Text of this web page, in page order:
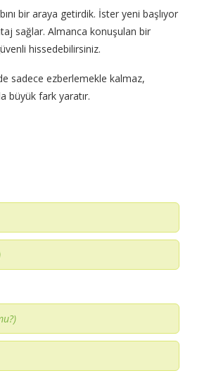
bir araya getirdik. İster yeni başlıyor
sağlar. Almanca konuşulan bir
hissedebilirsiniz.
sadece ezberlemekle kalmaz,
büyük fark yaratır.